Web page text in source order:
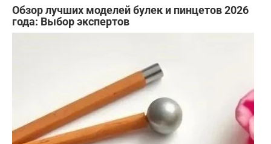
Обзор лучших моделей булек и пинцетов 2026
года: Выбор экспертов